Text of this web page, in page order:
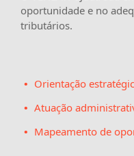
oportunidade e no
tributários.
Orientação
Atuação
Mapeamento de